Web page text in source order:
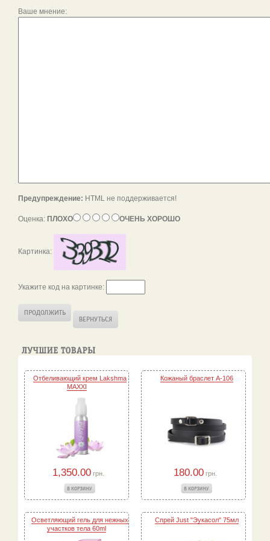
Ваше мнение:
Предупреждение: HTML не поддерживается!
Оценка: ПЛОХО ОЧЕНЬ ХОРОШО
Картинка:
Укажите код на картинке:
Отбеливающий крем Lakshma
MAXXI
1,350.00грн.
Кожаный браслет A-106
180.00грн.
Осветляющий гель для нежных
участков тела 60ml
Спрей Just "Эукасол" 75мл